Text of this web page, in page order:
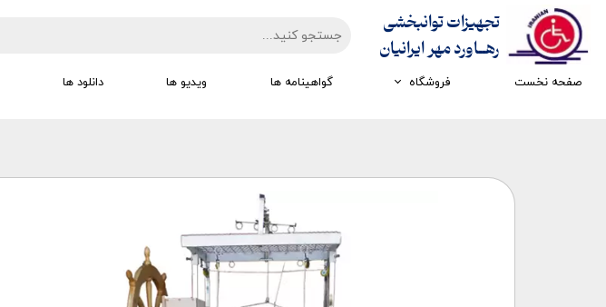
تجهیزات توانبخشی
​​​​​​​رهــاورد مهر ایرانیان
صفحه نخست فروشگاه
تجهیزات کار درمانی
تجهیزات مکانوتراپی تجهیزات الکترو تراپی
گواهینامه ها ویدیو ها دانلود ها